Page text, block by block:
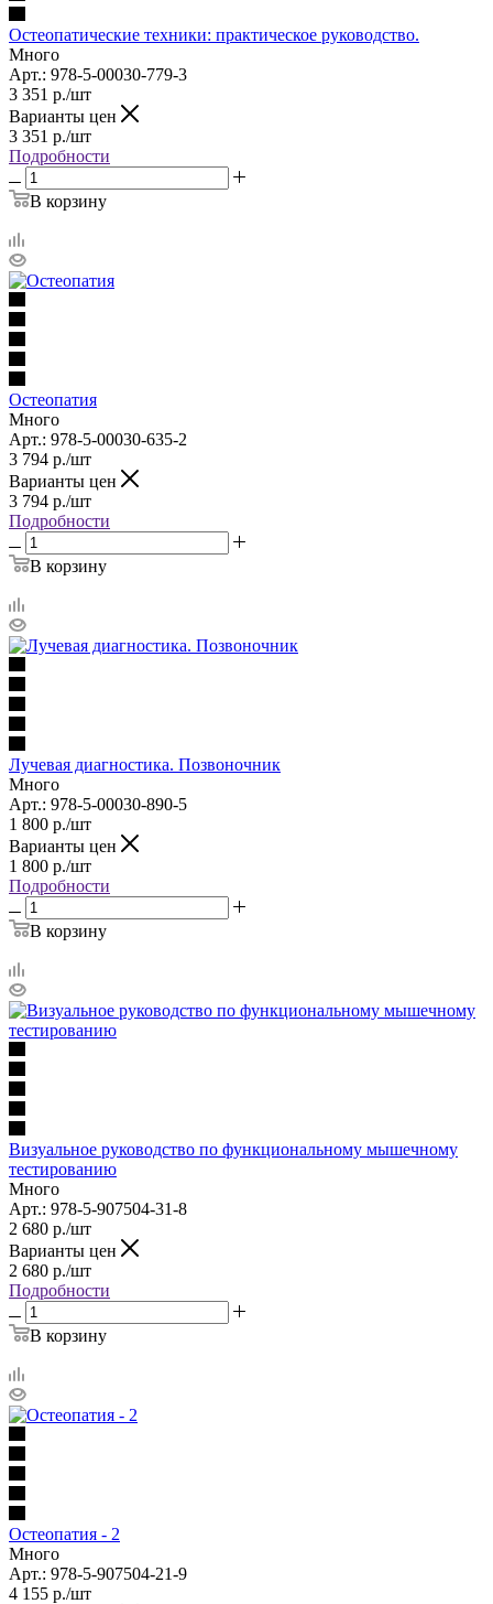
Остеопатические техники: практическое руководство.
Много
Арт.: 978-5-00030-779-3
3 351 р./шт
Варианты цен
3 351 р./шт
Подробности
В корзину
Остеопатия
Много
Арт.: 978-5-00030-635-2
3 794 р./шт
Варианты цен
3 794 р./шт
Подробности
В корзину
Лучевая диагностика. Позвоночник
Много
Арт.: 978-5-00030-890-5
1 800 р./шт
Варианты цен
1 800 р./шт
Подробности
В корзину
Визуальное руководство по функциональному мышечному
тестированию
Много
Арт.: 978-5-907504-31-8
2 680 р./шт
Варианты цен
2 680 р./шт
Подробности
В корзину
Остеопатия - 2
Много
Арт.: 978-5-907504-21-9
4 155 р./шт